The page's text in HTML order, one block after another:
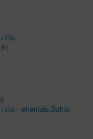
- ehemals Bahía